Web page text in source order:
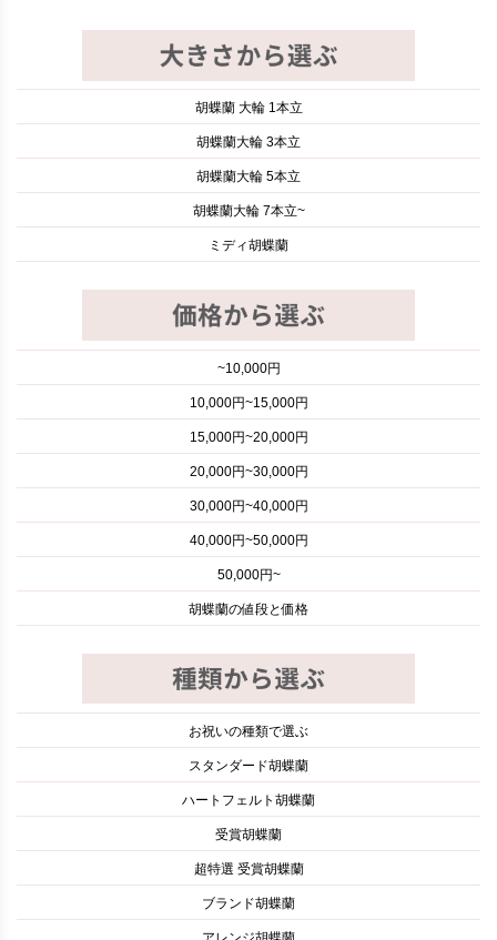
胡蝶蘭 大輪 1本立
胡蝶蘭大輪 3本立
胡蝶蘭大輪 5本立
胡蝶蘭大輪 7本立~
ミディ胡蝶蘭
~10,000円
10,000円~15,000円
15,000円~20,000円
20,000円~30,000円
30,000円~40,000円
40,000円~50,000円
50,000円~
胡蝶蘭の値段と価格
お祝いの種類で選ぶ
スタンダード胡蝶蘭
ハートフェルト胡蝶蘭
受賞胡蝶蘭
超特選 受賞胡蝶蘭
ブランド胡蝶蘭